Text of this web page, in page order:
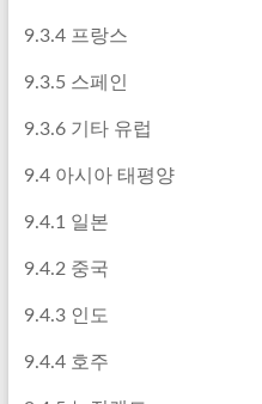
9.3.4 프랑스
9.3.5 스페인
9.3.6 기타 유럽
9.4 아시아 태평양
9.4.1 일본
9.4.2 중국
9.4.3 인도
9.4.4 호주